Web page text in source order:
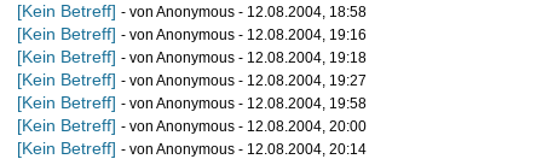
[Kein Betreff] - von Anonymous - 12.08.2004, 18:58
[Kein Betreff] - von Anonymous - 12.08.2004, 19:16
[Kein Betreff] - von Anonymous - 12.08.2004, 19:18
[Kein Betreff] - von Anonymous - 12.08.2004, 19:27
[Kein Betreff] - von Anonymous - 12.08.2004, 19:58
[Kein Betreff] - von Anonymous - 12.08.2004, 20:00
[Kein Betreff] - von Anonymous - 12.08.2004, 20:14